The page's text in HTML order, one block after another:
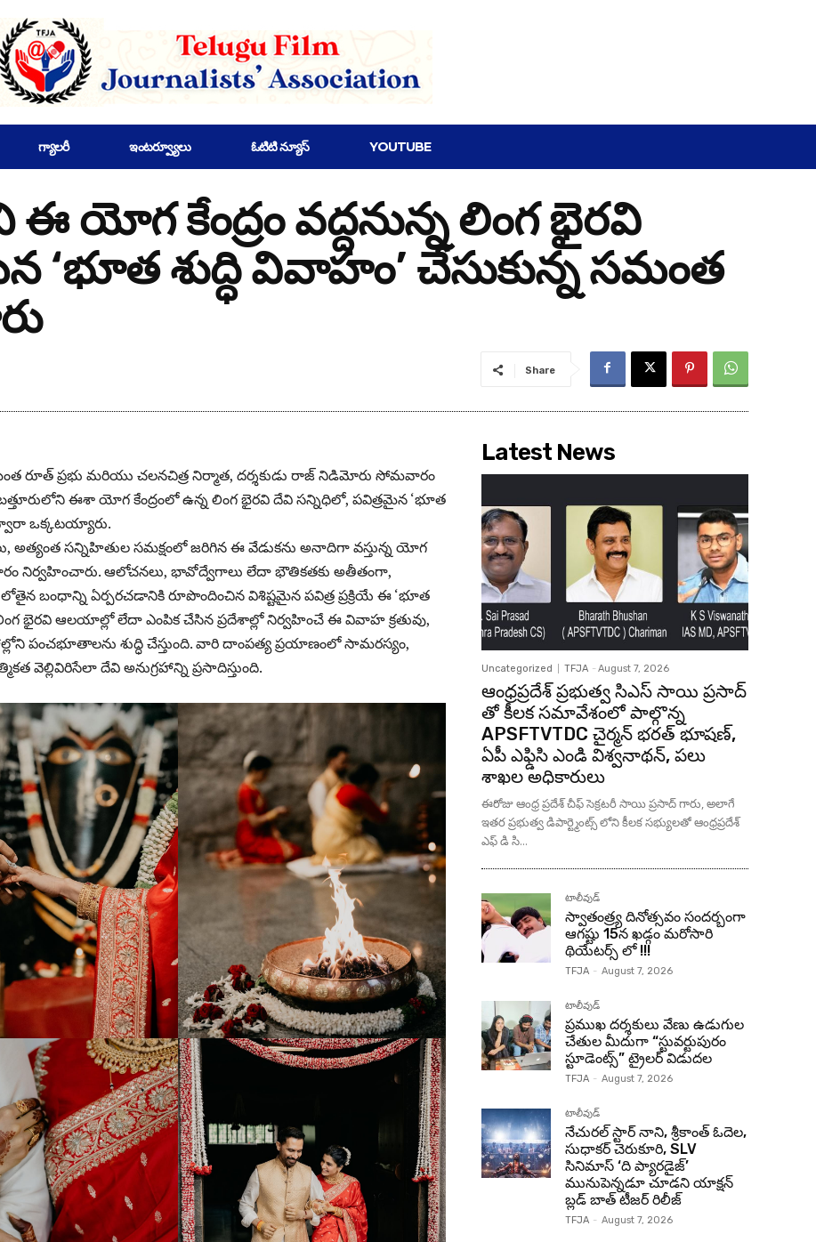
గ్యాలరీ ఇంటర్వ్యూలు ఓటిటి న్యూస్ YOUTUBE
యోగ కేంద్రం వద్దనున్న లింగ భైరవి
‘భూత శుద్ధి వివాహం’ చేసుకున్న సమంత
Share
రూత్ ప్రభు మరియు చలనచిత్ర నిర్మాత, దర్శకుడు రాజ్ నిడిమోరు సోమవారం
ఈశా యోగ కేంద్రంలో ఉన్న లింగ భైరవి దేవి సన్నిధిలో, పవిత్రమైన ‘భూత
ఒక్కటయ్యారు.
అత్యంత సన్నిహితుల సమక్షంలో జరిగిన ఈ వేడుకను అనాదిగా వస్తున్న యోగ
నిర్వహించారు. ఆలోచనలు, భావోద్వేగాలు లేదా భౌతికతకు అతీతంగా,
బంధాన్ని ఏర్పరచడానికి రూపొందించిన విశిష్టమైన పవిత్ర ప్రక్రియే ఈ ‘భూత
భైరవి ఆలయాల్లో లేదా ఎంపిక చేసిన ప్రదేశాల్లో నిర్వహించే ఈ వివాహ క్రతువు,
పంచభూతాలను శుద్ధి చేస్తుంది. వారి దాంపత్య ప్రయాణంలో సామరస్యం,
వెల్లివిరిసేలా దేవి అనుగ్రహాన్ని ప్రసాదిస్తుంది.
Latest News
Uncategorized TFJA - August 7, 2026
ఆంధ్రప్రదేశ్ ప్రభుత్వ సిఎస్ సాయి ప్రసాద్
తో కీలక సమావేశంలో పాల్గొన్న
APSFTVTDC చైర్మన్ భరత్ భూషణ్,
ఏపీ ఎఫ్డిసి ఎండి విశ్వనాథన్, పలు
శాఖల అధికారులు
ఈరోజు ఆంధ్ర ప్రదేశ్ చీఫ్ సెక్రటరీ సాయి ప్రసాద్ గారు, అలాగే
ఇతర ప్రభుత్వ డిపార్ట్మెంట్స్ లోని కీలక సభ్యులతో ఆంధ్రప్రదేశ్
ఎఫ్ డి సి...
టాలీవుడ్
స్వాతంత్ర్య దినోత్సవం సందర్బంగా
ఆగష్టు 15న ఖడ్గం మరోసారి
థియేటర్స్ లో !!!
TFJA - August 7, 2026
టాలీవుడ్
ప్రముఖ దర్శకులు వేణు ఉడుగుల
చేతుల మీదుగా “స్టువర్టుపురం
స్టూడెంట్స్” ట్రైలర్ విడుదల
TFJA - August 7, 2026
టాలీవుడ్
నేచురల్ స్టార్ నాని, శ్రీకాంత్ ఓదెల,
సుధాకర్ చెరుకూరి, SLV
సినిమాస్ ‘ది ప్యారడైజ్’
మునుపెన్నడూ చూడని యాక్షన్
బ్లడ్ బాత్ టీజర్ రిలీజ్
TFJA - August 7, 2026